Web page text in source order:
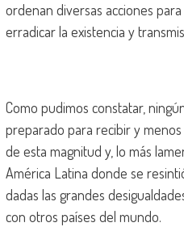
ordenan diversas acciones
erradicar la existencia y
Como pudimos constatar,
preparado para recibir y
de esta magnitud y, lo más
América Latina donde se
dadas las grandes
con otros países del mundo.